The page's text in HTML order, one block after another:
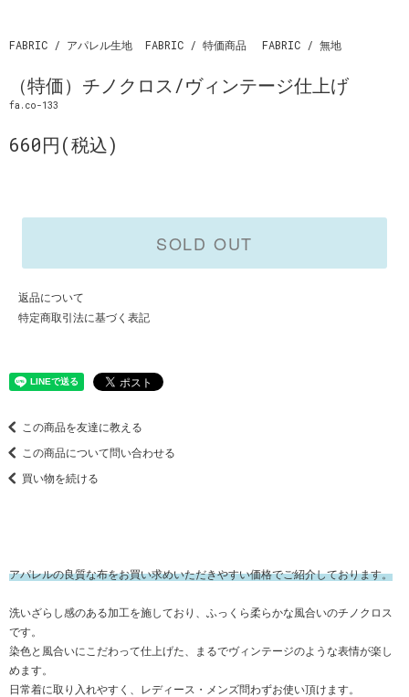
FABRIC / アパレル生地 FABRIC / 特価商品 FABRIC / 無地
（特価）チノクロス/ヴィンテージ仕上げ
fa.co-133
660円(税込)
SOLD OUT
返品について
特定商取引法に基づく表記
この商品を友達に教える
この商品について問い合わせる
買い物を続ける
アパレルの良質な布をお買い求めいただきやすい価格でご紹介しております。
洗いざらし感のある加工を施しており、ふっくら柔らかな風合いのチノクロス
です。
染色と風合いにこだわって仕上げた、まるでヴィンテージのような表情が楽し
めます。
日常着に取り入れやすく、レディース・メンズ問わずお使い頂けます。